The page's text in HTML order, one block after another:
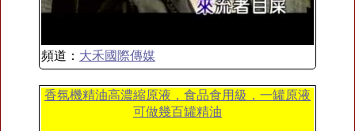
頻道： 大禾國際傳媒
香氛機精油高濃縮原液，食品食用級，一罐原液
可做幾百罐精油